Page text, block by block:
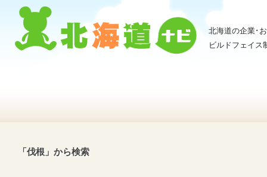
北海道の企業･
ビルドフェイス
「伐根」から検索